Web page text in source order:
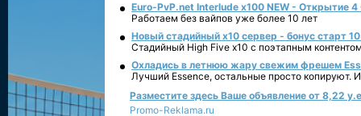
Euro-PvP.net Interlude х100 NEW - Открытие 4
Работаем без вайпов уже более 10 лет
Новый стадийный х10 сервер - бонус старт
Стадийный High Five x10 с поэтапным
Охладись в летнюю жару свежим фрешем
Лучший Essence, остальные просто копируют.
Разместите здесь Ваше объявление от 8,22
Promo-Reklama.ru